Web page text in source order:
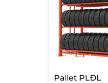
Pallet PLĐL